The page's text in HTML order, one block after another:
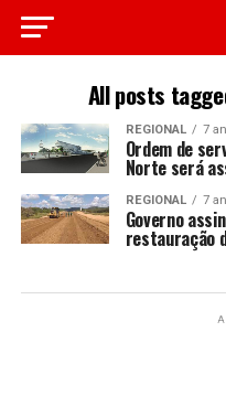
All posts
REGIONAL 7
Ordem de
Norte será
REGIONAL 7
Governo
restauração